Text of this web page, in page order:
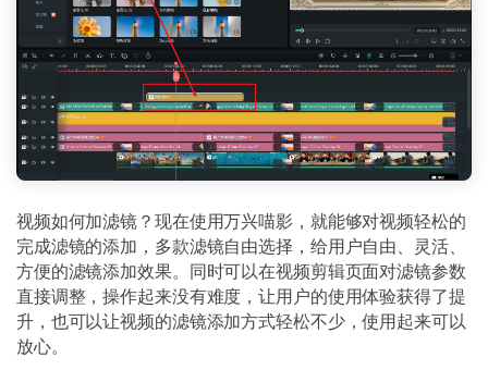
视频如何加滤镜？现在使用万兴喵影，就能够对视频轻松的
完成滤镜的添加，多款滤镜自由选择，给用户自由、灵活、
方便的滤镜添加效果。同时可以在视频剪辑页面对滤镜参数
直接调整，操作起来没有难度，让用户的使用体验获得了提
升，也可以让视频的滤镜添加方式轻松不少，使用起来可以
放心。